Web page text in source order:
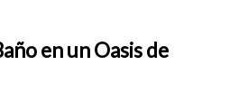
en un Oasis de